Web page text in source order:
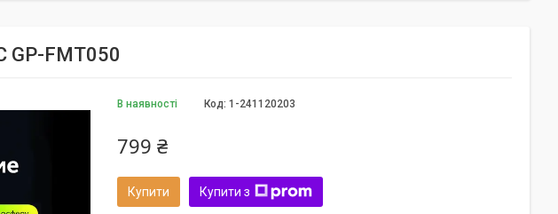
GP-FMT050
В наявності Код: 1-241120203
799 ₴
Купити Купити з